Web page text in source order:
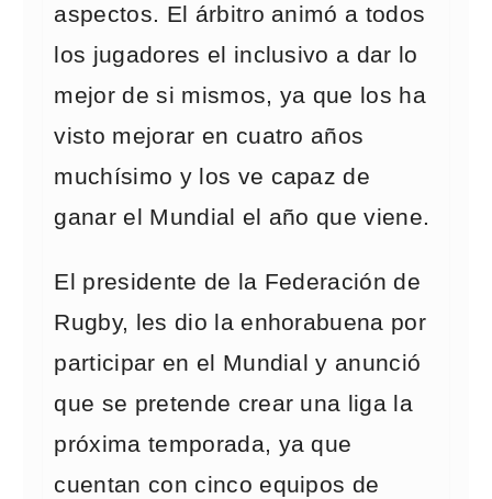
aspectos. El árbitro animó a todos
los jugadores el inclusivo a dar lo
mejor de si mismos, ya que los ha
visto mejorar en cuatro años
muchísimo y los ve capaz de
ganar el Mundial el año que viene.
El presidente de la Federación de
Rugby, les dio la enhorabuena por
participar en el Mundial y anunció
que se pretende crear una liga la
próxima temporada, ya que
cuentan con cinco equipos de